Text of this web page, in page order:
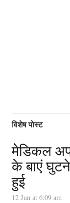
विशेष पोस्ट
मेडिकल
के बाएं
हुई
12 Jun at 6:09 am